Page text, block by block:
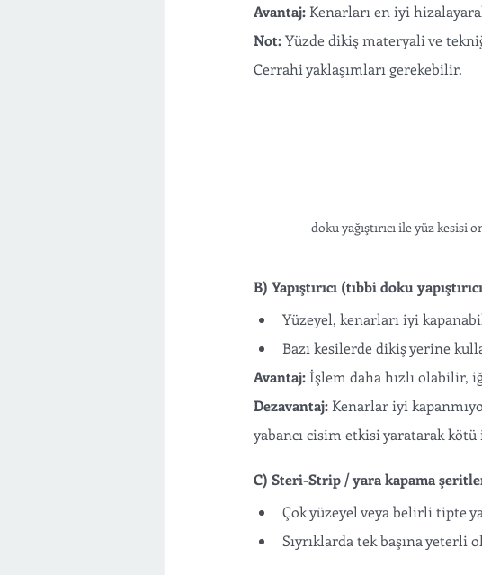
Avantaj: Kenarları en iyi
Not: Yüzde dikiş materyali ve
Cerrahi yaklaşımları gerekebilir.
doku yağıştırıcı ile yüz kesisi
B) Yapıştırıcı (tıbbi doku
Yüzeyel, kenarları iyi
Bazı kesilerde dikiş yerine
Avantaj: İşlem daha hızlı olabilir,
Dezavantaj: Kenarlar iyi
yabancı cisim etkisi yaratarak
C) Steri-Strip / yara kapama
Çok yüzeyel veya belirli tipte
Sıyrıklarda tek başına yeterli